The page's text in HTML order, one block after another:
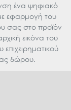
ένα ψηφιακό
εφαρμογή του
σας στο προϊόν
εικόνα του
επιχειρηματικού
δώρου.